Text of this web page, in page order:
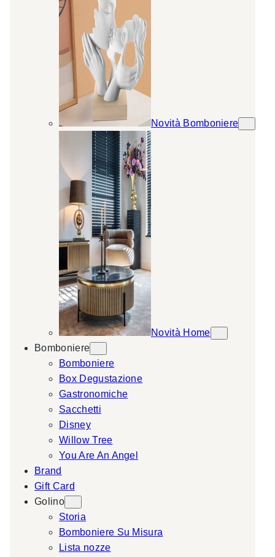
Novità Bomboniere
Novità Home
Bomboniere
Bomboniere
Box Degustazione
Gastronomiche
Sacchetti
Disney
Willow Tree
You Are An Angel
Brand
Gift Card
Golino
Storia
Bomboniere Su Misura
Lista nozze